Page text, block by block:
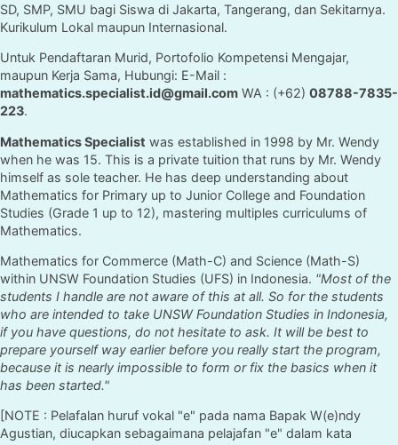
SD, SMP, SMU bagi Siswa di Jakarta, Tangerang, dan Sekitarnya.
Kurikulum Lokal maupun Internasional.
Untuk Pendaftaran Murid, Portofolio Kompetensi Mengajar,
maupun Kerja Sama, Hubungi: E-Mail :
mathematics.specialist.id@gmail.com WA : (+62) 08788-7835-
223.
Mathematics Specialist was established in 1998 by Mr. Wendy
when he was 15. This is a private tuition that runs by Mr. Wendy
himself as sole teacher. He has deep understanding about
Mathematics for Primary up to Junior College and Foundation
Studies (Grade 1 up to 12), mastering multiples curriculums of
Mathematics.
Mathematics for Commerce (Math-C) and Science (Math-S)
within UNSW Foundation Studies (UFS) in Indonesia. "Most of the
students I handle are not aware of this at all. So for the students
who are intended to take UNSW Foundation Studies in Indonesia,
if you have questions, do not hesitate to ask. It will be best to
prepare yourself way earlier before you really start the program,
because it is nearly impossible to form or fix the basics when it
has been started."
[NOTE : Pelafalan huruf vokal "e" pada nama Bapak W(e)ndy
Agustian, diucapkan sebagaimana pelajafan "e" dalam kata